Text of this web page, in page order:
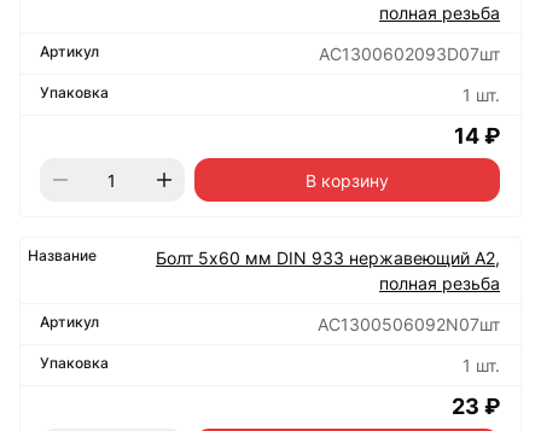
полная резьба
АС1300602093D07шт
1 шт.
14 ₽
В корзину
Болт 5х60 мм DIN 933 нержавеющий А2,
полная резьба
АС1300506092N07шт
1 шт.
23 ₽